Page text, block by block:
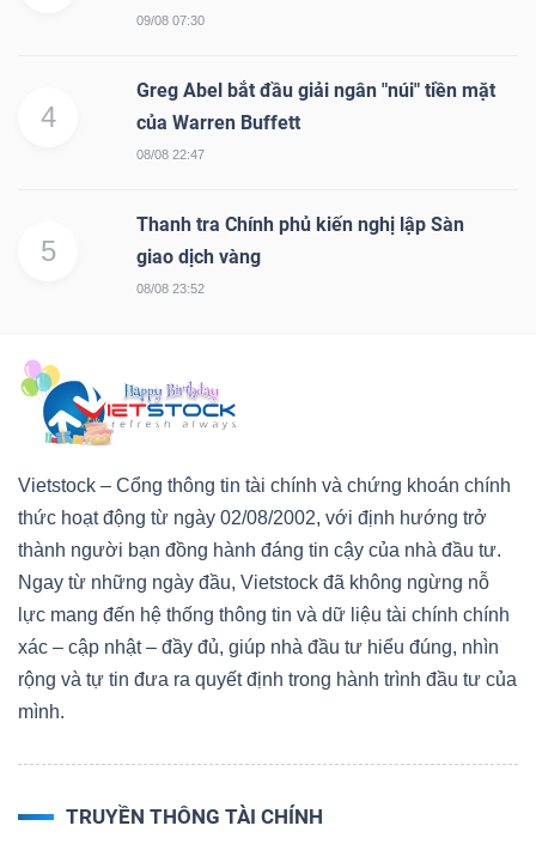
09/08 07:30
4
Greg Abel bắt đầu giải ngân "núi" tiền mặt
của Warren Buffett
08/08 22:47
5
Thanh tra Chính phủ kiến nghị lập Sàn
giao dịch vàng
08/08 23:52
Vietstock – Cổng thông tin tài chính và chứng khoán chính
thức hoạt động từ ngày 02/08/2002, với định hướng trở
thành người bạn đồng hành đáng tin cậy của nhà đầu tư.
Ngay từ những ngày đầu, Vietstock đã không ngừng nỗ
lực mang đến hệ thống thông tin và dữ liệu tài chính chính
xác – cập nhật – đầy đủ, giúp nhà đầu tư hiểu đúng, nhìn
rộng và tự tin đưa ra quyết định trong hành trình đầu tư của
mình.
TRUYỀN THÔNG TÀI CHÍNH